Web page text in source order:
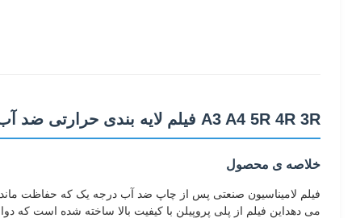
A3 A4 5R 4R 3R فیلم لایه بندی حرارتی ضد آب ضد اشک BOPP فیلم حرارتی
خلاصه ی محصول
می دهداین فیلم از پلی پروپیلن با کیفیت بالا ساخته شده است